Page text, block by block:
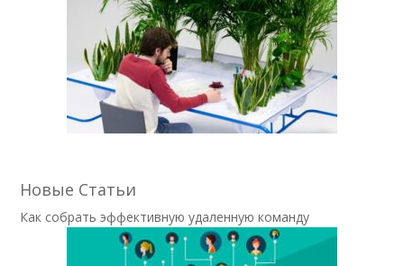
Новые Статьи
Как собрать эффективную удаленную команду